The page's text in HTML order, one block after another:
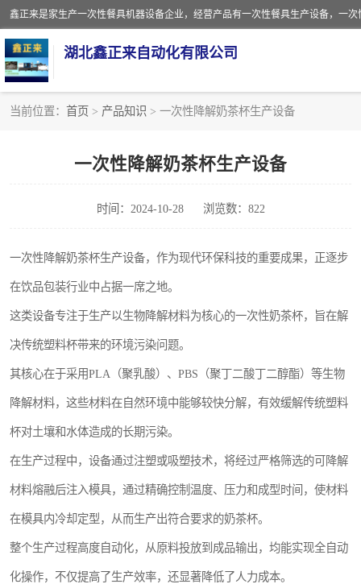
湖北鑫正来自动化有限公司
当前位置： 首页 > 产品知识 > 一次性降解奶茶杯生产设备
一次性降解奶茶杯生产设备
时间：2024-10-28 浏览数：822
一次性降解奶茶杯生产设备，作为现代环保科技的重要成果，正逐步
在饮品包装行业中占据一席之地。
这类设备专注于生产以生物降解材料为核心的一次性奶茶杯，旨在解
决传统塑料杯带来的环境污染问题。
其核心在于采用PLA（聚乳酸）、PBS（聚丁二酸丁二醇酯）等生物
降解材料，这些材料在自然环境中能够较快分解，有效缓解传统塑料
杯对土壤和水体造成的长期污染。
在生产过程中，设备通过注塑或吸塑技术，将经过严格筛选的可降解
材料熔融后注入模具，通过精确控制温度、压力和成型时间，使材料
在模具内冷却定型，从而生产出符合要求的奶茶杯。
整个生产过程高度自动化，从原料投放到成品输出，均能实现全自动
化操作，不仅提高了生产效率，还显著降低了人力成本。
塑料杯
奶茶杯
塑料打包盒
航空餐具
稻壳餐具
降解奶茶杯